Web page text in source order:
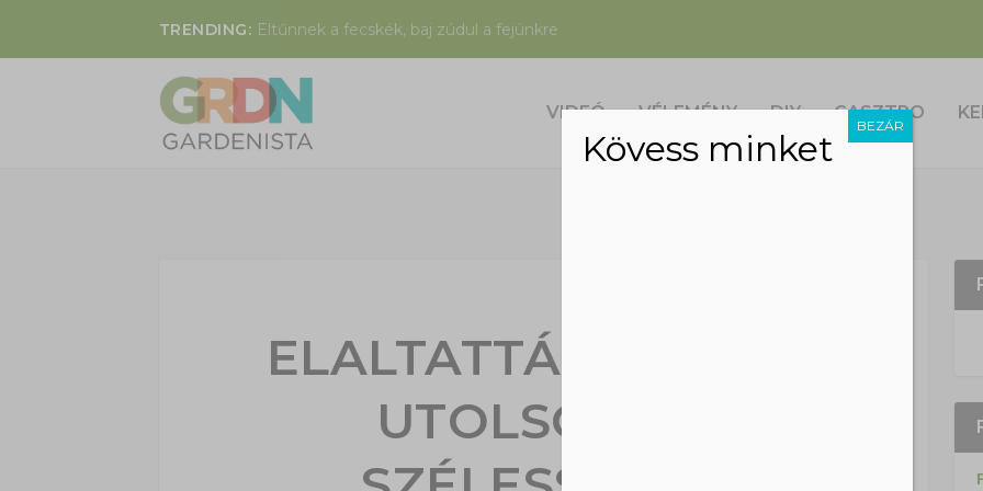
TRENDING: Eltűnnek a fecskék, baj zúdul a fejünkre
VIDEÓ VÉLEMÉNY DIY GASZTRO
ELALTATTÁK A VILÁG
UTOLSÓ HÍM
Kövess minket
BEZÁR